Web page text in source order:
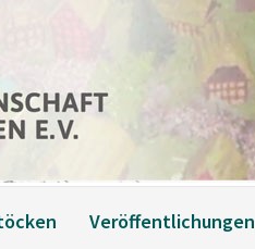
Veröffentlichungen